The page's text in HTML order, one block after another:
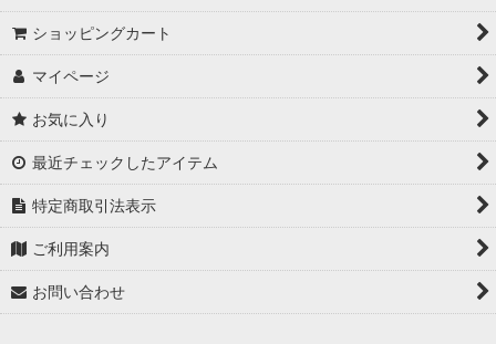
ショッピングカート
マイページ
お気に入り
最近チェックしたアイテム
特定商取引法表示
ご利用案内
お問い合わせ